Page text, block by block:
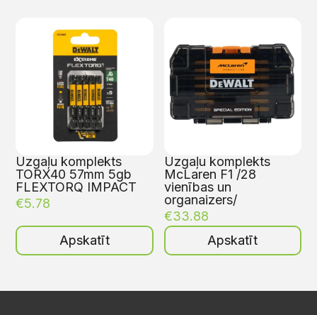
Uzgaļu komplekts
TORX40 57mm 5gb
FLEXTORQ IMPACT
€5.78
Apskatīt
Uzgaļu komplekts
McLaren F1 /28
vienības un
organaizers/
€33.88
Apskatīt